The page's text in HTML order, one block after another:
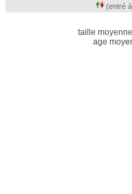
(entré
taille
age